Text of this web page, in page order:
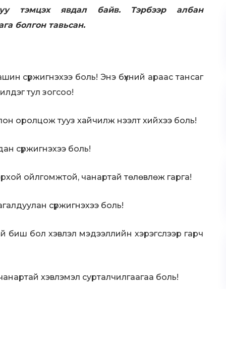
тэмцэx явдал байв. Tэpбээp албан
болгон тавьсан.
сүржигнэхээ боль! Энэ бүхний араас тансаг
тул зогсоо!
оролцож тууз хайчилж нээлт хийхээ боль!
сүржигнэхээ боль!
ойлгомжтой, чанартай төлөвлөж гарга!
сүржигнэхээ боль!
биш бол хэвлэл мэдээллийн хэрэгслээр гарч
хэвлэмэл сурталчилгаагаа боль!